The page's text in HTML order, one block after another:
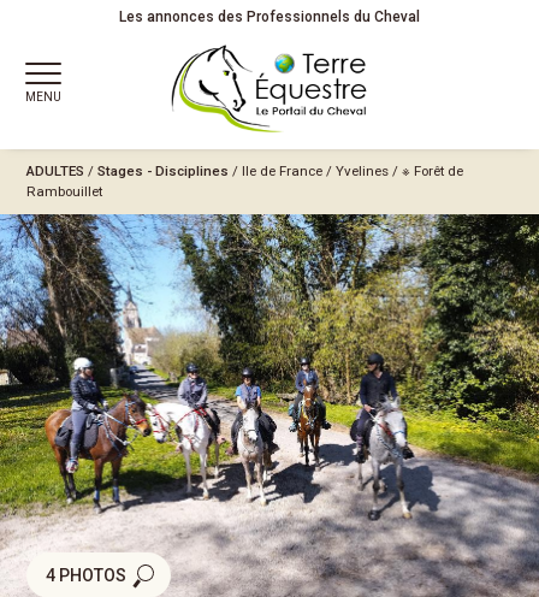
Les annonces des Professionnels du Cheval
MENU
ADULTES /Stages - Disciplines / Ile de France /Yvelines /※ Forêt de
Rambouillet
4 PHOTOS